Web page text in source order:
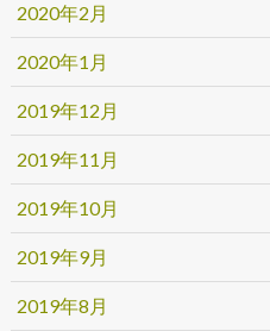
2020年2月
2020年1月
2019年12月
2019年11月
2019年10月
2019年9月
2019年8月